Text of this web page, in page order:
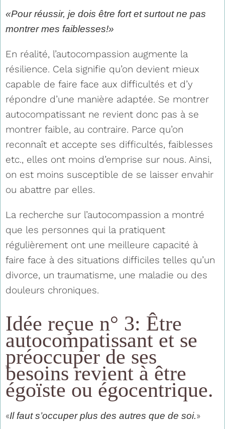
«Pour réussir, je dois être fort et surtout ne pas
montrer mes faiblesses!»
En réalité, l’autocompassion augmente la
résilience. Cela signifie qu’on devient mieux
capable de faire face aux difficultés et d’y
répondre d’une manière adaptée. Se montrer
autocompatissant ne revient donc pas à se
montrer faible, au contraire. Parce qu’on
reconnaît et accepte ses difficultés, faiblesses
etc., elles ont moins d’emprise sur nous. Ainsi,
on est moins susceptible de se laisser envahir
ou abattre par elles.
La recherche sur l’autocompassion a montré
que les personnes qui la pratiquent
régulièrement ont une meilleure capacité à
faire face à des situations difficiles telles qu’un
divorce, un traumatisme, une maladie ou des
douleurs chroniques.
Idée reçue n° 3: Être
autocompatissant et se
préoccuper de ses
besoins revient à être
égoïste ou égocentrique.
«Il faut s’occuper plus des autres que de soi.»